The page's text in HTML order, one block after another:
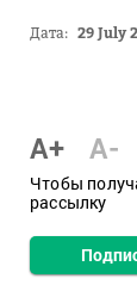
Дата: 29 July
A+ A-
Чтобы
рассылку